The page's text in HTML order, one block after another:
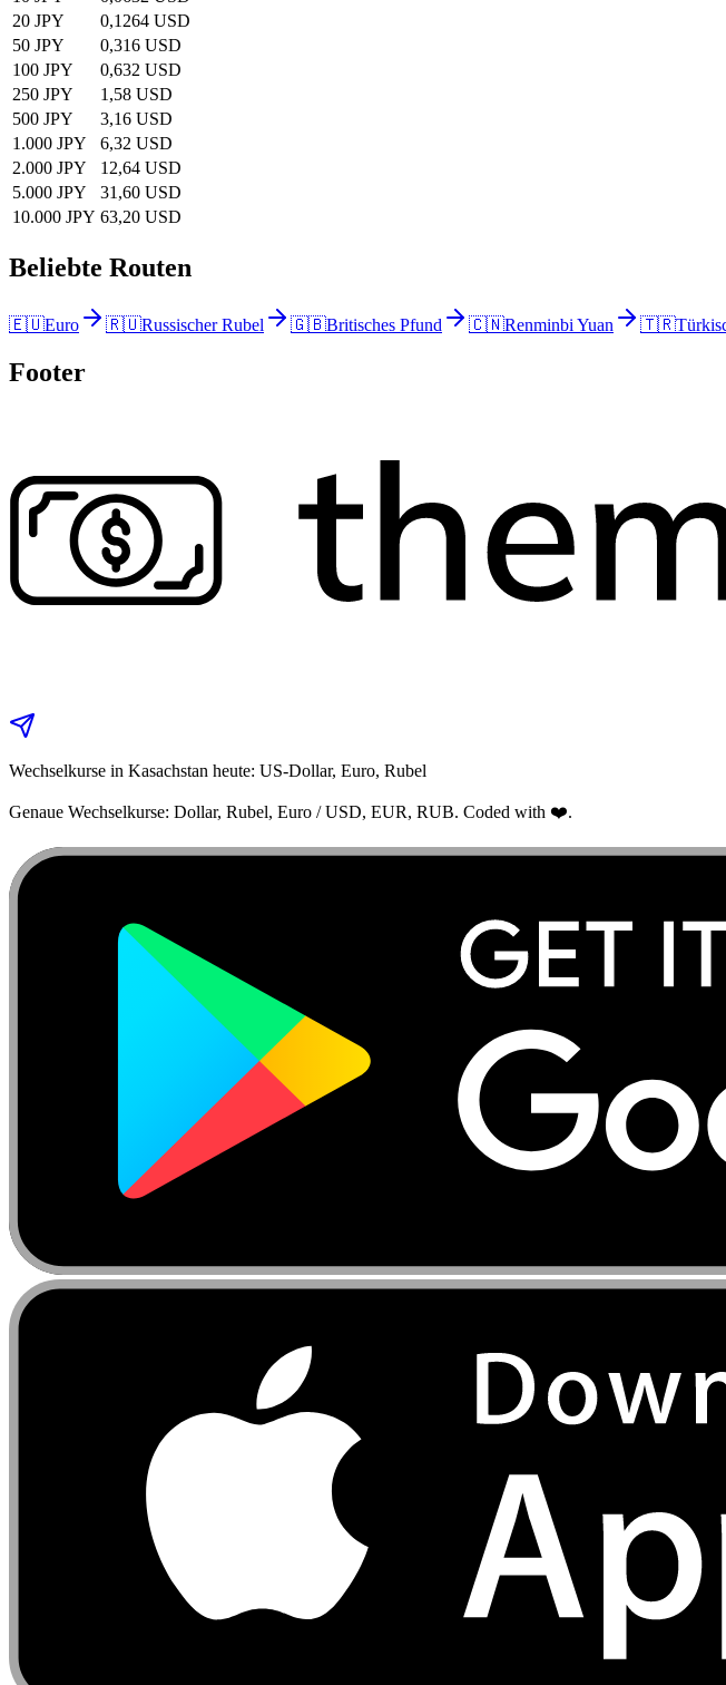
20 JPY
0,1264 USD
50 JPY
0,316 USD
100 JPY
0,632 USD
250 JPY
1,58 USD
500 JPY
3,16 USD
1.000 JPY
6,32 USD
2.000 JPY
12,64 USD
5.000 JPY
31,60 USD
10.000 JPY 63,20 USD
Beliebte Routen
🇪🇺Euro 🇷🇺Russischer Rubel 🇬🇧Britisches Pfund 🇨🇳Renminbi Yuan 🇹🇷
Footer
Wechselkurse in Kasachstan heute: US‑Dollar, Euro, Rubel
Genaue Wechselkurse: Dollar, Rubel, Euro / USD, EUR, RUB. Coded with ❤️.